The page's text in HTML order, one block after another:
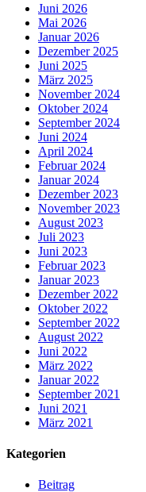
Juni 2026
Mai 2026
Januar 2026
Dezember 2025
Juni 2025
März 2025
November 2024
Oktober 2024
September 2024
Juni 2024
April 2024
Februar 2024
Januar 2024
Dezember 2023
November 2023
August 2023
Juli 2023
Juni 2023
Februar 2023
Januar 2023
Dezember 2022
Oktober 2022
September 2022
August 2022
Juni 2022
März 2022
Januar 2022
September 2021
Juni 2021
März 2021
Kategorien
Beitrag